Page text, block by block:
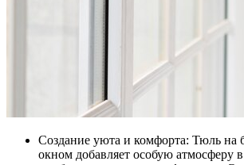
Создание уюта и комфорта: Тюль на
окном добавляет особую атмосферу